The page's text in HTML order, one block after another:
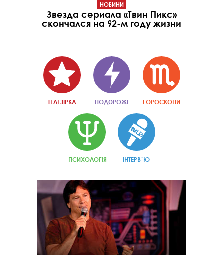
НОВИНИ
Звезда сериала «Твин Пикс»
скончался на 92-м году жизни
ТЕЛЕЗІРКА ПОДОРОЖІ ГОРОСКОПИ
ПСИХОЛОГІЯ ІНТЕРВ`Ю